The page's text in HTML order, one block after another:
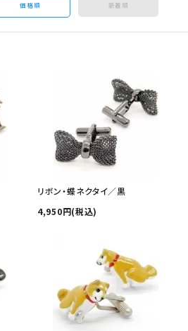
価格順 新着順
リボン・蝶ネクタイ／黒
4,950円(税込)